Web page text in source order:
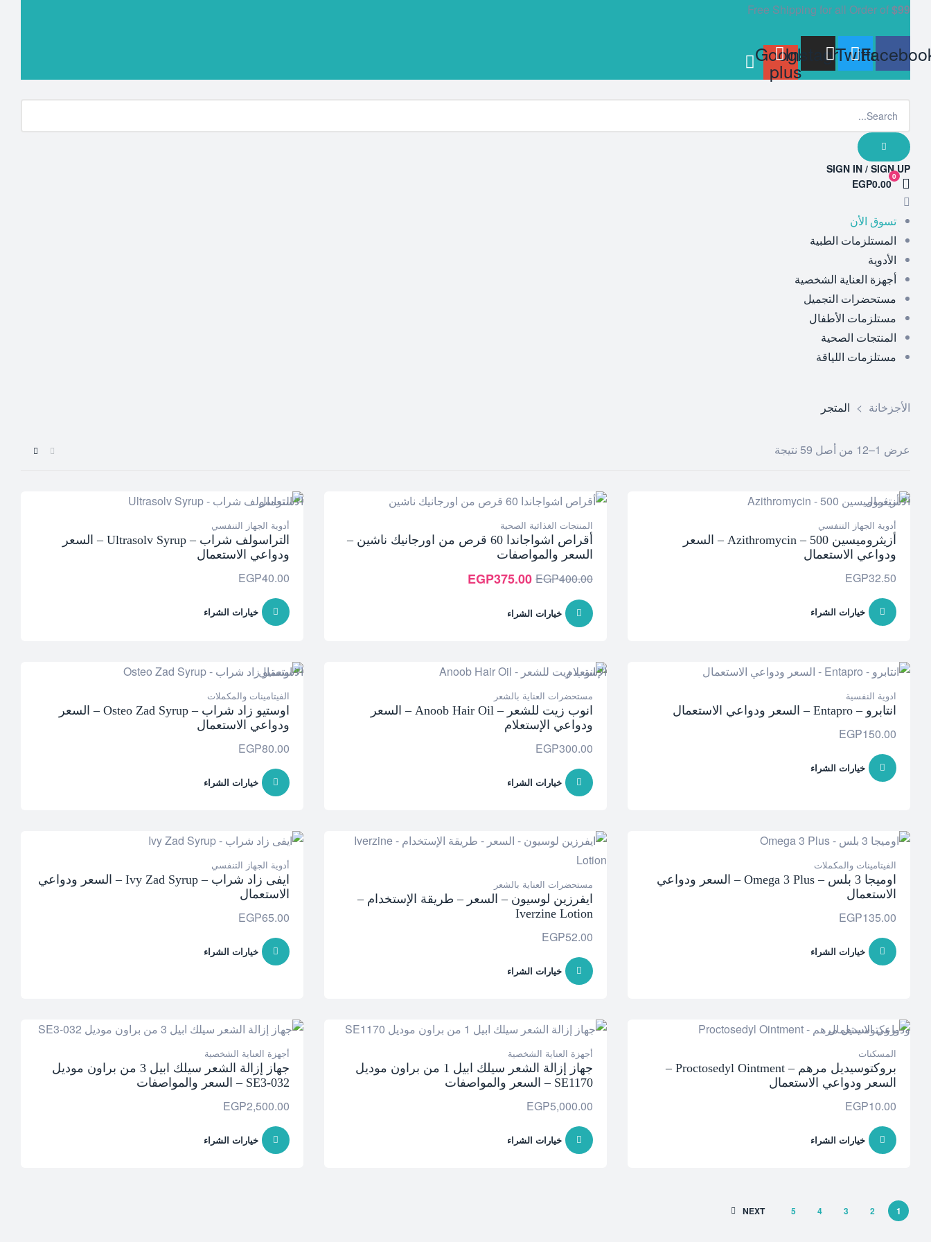
Free Shipping for all Order of$99
Twitter
Instagram
Google-
plus
SIGN IN / SIGN UP
0
EGP0.00
تسوق الأن
المستلزمات الطبية
الأدوية
أجهزة العناية الشخصية
مستحضرات التجميل
مستلزمات الأطفال
المنتجات الصحية
مستلزمات اللياقة
الأجزخانة > المتجر
عرض 1–12 من أصل 59 نتيجة
أدوية الجهاز التنفسي
أزيثروميسين 500 – Azithromycin – السعر
ودواعي الاستعمال
EGP32.50
خيارات الشراء
المنتجات الغذائية الصحية
أقراص اشواجاندا 60 قرص من اورجانيك ناشين –
السعر والمواصفات
EGP400.00
السعر
هو:
EGP400.00.
EGP375.00 السعر
هو:
EGP375.00.خيارات الشراء
أدوية الجهاز التنفسي
التراسولف شراب – Ultrasolv Syrup – السعر
ودواعي الاستعمال
EGP40.00
خيارات الشراء
ادوية النفسية
انتابرو – Entapro – السعر ودواعي الاستعمال
EGP150.00
خيارات الشراء
مستحضرات العناية بالشعر
انوب زيت للشعر – Anoob Hair Oil – السعر
ودواعي الإستعلام
EGP300.00
خيارات الشراء
الفيتامينات والمكملات
اوستيو زاد شراب – Osteo Zad Syrup – السعر
ودواعي الاستعمال
EGP80.00
خيارات الشراء
الفيتامينات والمكملات
اوميجا 3 بلس – Omega 3 Plus – السعر ودواعي
الاستعمال
EGP135.00
خيارات الشراء
مستحضرات العناية بالشعر
ايفرزين لوسيون – السعر – طريقة الإستخدام –
Iverzine Lotion
EGP52.00
خيارات الشراء
أدوية الجهاز التنفسي
ايفى زاد شراب – Ivy Zad Syrup – السعر ودواعي
الاستعمال
EGP65.00
خيارات الشراء
المسكنات
بروكتوسيديل مرهم – Proctosedyl Ointment –
السعر ودواعي الاستعمال
EGP10.00
خيارات الشراء
أجهزة العناية الشخصية
جهاز إزالة الشعر سيلك ابيل 1 من براون موديل
SE1170 – السعر والمواصفات
EGP5,000.00
خيارات الشراء
أجهزة العناية الشخصية
جهاز إزالة الشعر سيلك ابيل 3 من براون موديل
SE3-032 – السعر والمواصفات
EGP2,500.00
خيارات الشراء
1
2
3
4
5
NEXT